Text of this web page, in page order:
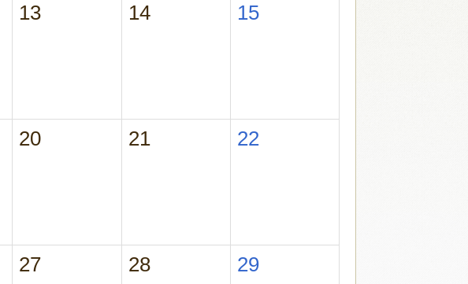
13 14 15
20 21 22
27 28 29